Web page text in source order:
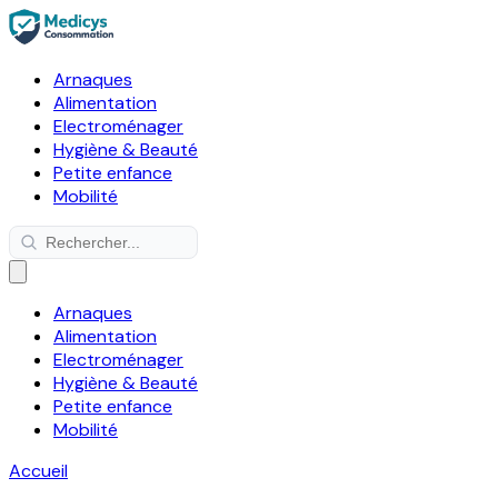
Arnaques
Alimentation
Electroménager
Hygiène & Beauté
Petite enfance
Mobilité
Arnaques
Alimentation
Electroménager
Hygiène & Beauté
Petite enfance
Mobilité
Accueil